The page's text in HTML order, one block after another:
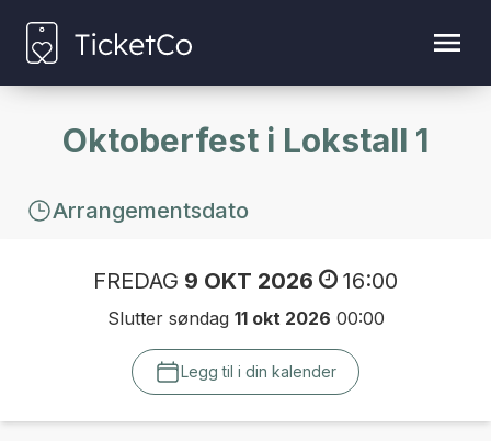
Oktoberfest i Lokstall 1
Arrangementsdato
FREDAG 9 OKT 2026 16:00
Slutter søndag 11 okt 2026 00:00
Legg til i din kalender